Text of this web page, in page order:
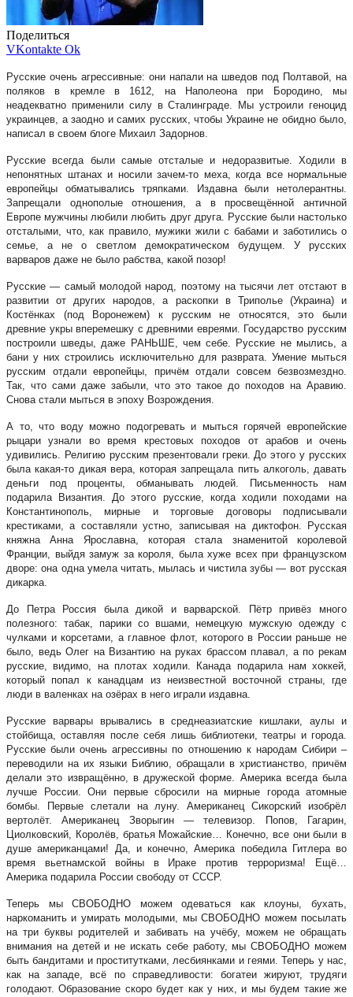
Поделиться
VKontakte Ok
Русские очень агрессивные: они напали на шведов под Полтавой, на
поляков в кремле в 1612, на Наполеона при Бородино, мы
неадекватно применили силу в Сталинграде. Мы устроили геноцид
украинцев, а заодно и самих русских, чтобы Украине не обидно было,
написал в своем блоге Михаил Задорнов.
Русские всегда были самые отсталые и недоразвитые. Ходили в
непонятных штанах и носили зачем-то меха, когда все нормальные
европейцы обматывались тряпками. Издавна были нетолерантны.
Запрещали однополые отношения, а в просвещённой античной
Европе мужчины любили любить друг друга. Русские были настолько
отсталыми, что, как правило, мужики жили с бабами и заботились о
семье, а не о светлом демократическом будущем. У русских
варваров даже не было рабства, какой позор!
Русские — самый молодой народ, поэтому на тысячи лет отстают в
развитии от других народов, а раскопки в Триполье (Украина) и
Костёнках (под Воронежем) к русским не относятся, это были
древние укры вперемешку с древними евреями. Государство русским
построили шведы, даже РАНЬШЕ, чем себе. Русские не мылись, а
бани у них строились исключительно для разврата. Умение мыться
русским отдали европейцы, причём отдали совсем безвозмездно.
Так, что сами даже забыли, что это такое до походов на Аравию.
Снова стали мыться в эпоху Возрождения.
А то, что воду можно подогревать и мыться горячей европейские
рыцари узнали во время крестовых походов от арабов и очень
удивились. Религию русским презентовали греки. До этого у русских
была какая-то дикая вера, которая запрещала пить алкоголь, давать
деньги под проценты, обманывать людей. Письменность нам
подарила Византия. До этого русские, когда ходили походами на
Константинополь, мирные и торговые договоры подписывали
крестиками, а составляли устно, записывая на диктофон. Русская
княжна Анна Ярославна, которая стала знаменитой королевой
Франции, выйдя замуж за короля, была хуже всех при французском
дворе: она одна умела читать, мылась и чистила зубы — вот русская
дикарка.
До Петра Россия была дикой и варварской. Пётр привёз много
полезного: табак, парики со вшами, немецкую мужскую одежду с
чулками и корсетами, а главное флот, которого в России раньше не
было, ведь Олег на Византию на руках брассом плавал, а по рекам
русские, видимо, на плотах ходили. Канада подарила нам хоккей,
который попал к канадцам из неизвестной восточной страны, где
люди в валенках на озёрах в него играли издавна.
Русские варвары врывались в среднеазиатские кишлаки, аулы и
стойбища, оставляя после себя лишь библиотеки, театры и города.
Русские были очень агрессивны по отношению к народам Сибири –
переводили на их языки Библию, обращали в христианство, причём
делали это извращённо, в дружеской форме. Америка всегда была
лучше России. Они первые сбросили на мирные города атомные
бомбы. Первые слетали на луну. Американец Сикорский изобрёл
вертолёт. Американец Зворыгин — телевизор. Попов, Гагарин,
Циолковский, Королёв, братья Можайские… Конечно, все они были в
душе американцами! Да, и конечно, Америка победила Гитлера во
время вьетнамской войны в Ираке против терроризма! Ещё…
Америка подарила России свободу от СССР.
Теперь мы СВОБОДНО можем одеваться как клоуны, бухать,
наркоманить и умирать молодыми, мы СВОБОДНО можем посылать
на три буквы родителей и забивать на учёбу, можем не обращать
внимания на детей и не искать себе работу, мы СВОБОДНО можем
быть бандитами и проститутками, лесбиянками и геями. Теперь у нас,
как на западе, всё по справедливости: богатеи жируют, трудяги
голодают. Образование скоро будет как у них, и мы будем такие же